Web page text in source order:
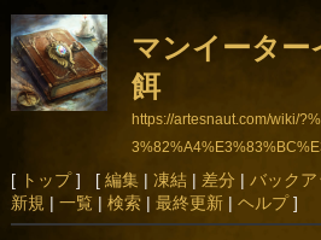
マンイーター
餌
https://artesnaut.com/wiki/
[ トップ] [ 編集| 凍結 | 差分 | バックア
新規 | 一覧| 検索| 最終更新| ヘルプ]